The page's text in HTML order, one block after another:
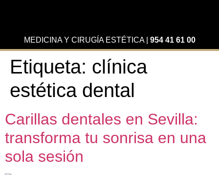
MEDICINA Y CIRUGÍA ESTÉTICA| 954 41 61 00
Etiqueta: clínica
estética dental
Carillas dentales en Sevilla:
transforma tu sonrisa en una
sola sesión